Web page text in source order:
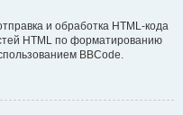
и обработка HTML-кода
HTML по форматированию
BBCode.